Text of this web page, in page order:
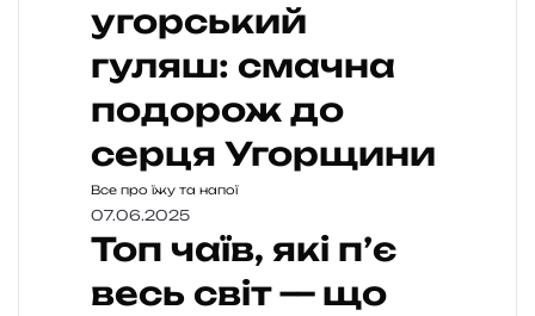
угорський
гуляш: смачна
подорож до
серця Угорщини
Все про їжу та напої
07.06.2025
Топ чаїв, які п’є
весь світ — що